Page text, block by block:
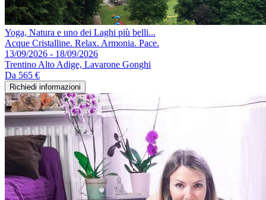
Yoga, Natura e uno dei Laghi più belli...
Acque Cristalline. Relax. Armonia. Pace.
13/09/2026 - 18/09/2026
Trentino Alto Adige, Lavarone Gonghi
Da 565 €
Richiedi informazioni